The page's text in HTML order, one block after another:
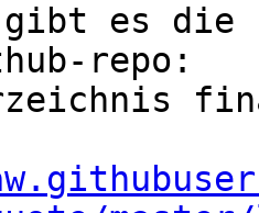
gibt es die
repo: